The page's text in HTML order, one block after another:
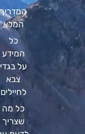
המדריך
המלא
המידע
על בגדי
לחיילים
כל מה
שצריך